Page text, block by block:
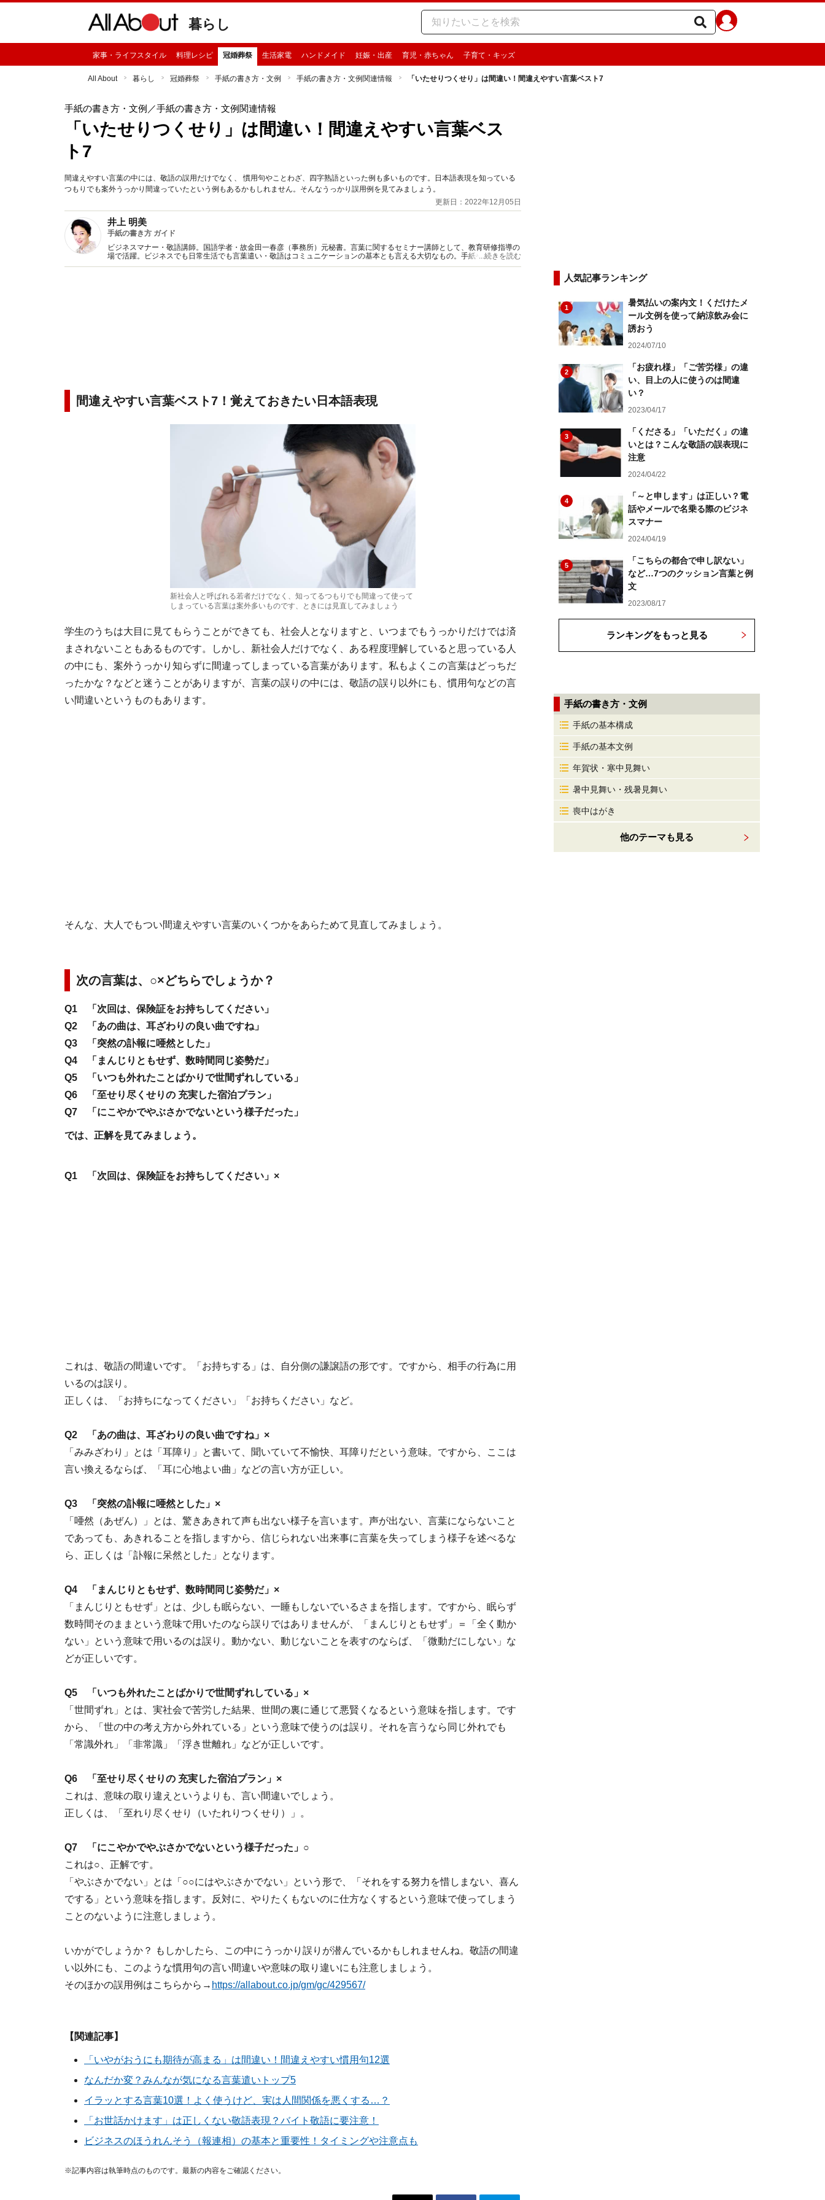
暮らし
家事・ライフスタイル 料理レシピ 冠婚葬祭 生活家電 ハンドメイド 妊娠・出産 育児・赤ちゃん 子育て・キッズ
All About 暮らし 冠婚葬祭 手紙の書き方・文例 手紙の書き方・文例関連情報 「いたせりつくせり」は間違い！間違えやすい言葉ベスト7
手紙の書き方・文例 ／手紙の書き方・文例関連情報
「いたせりつくせり」は間違い！間違えやすい言葉ベス
ト7
間違えやすい言葉の中には、敬語の誤用だけでなく、 慣用句やことわざ、四字熟語といった例も多いものです。日本語表現を知っている
つもりでも案外うっかり間違っていたという例もあるかもしれません。そんなうっかり誤用例を見てみましょう。
更新日：2022年12月05日
井上 明美
手紙の書き方 ガイド
ビジネスマナー・敬語講師。国語学者・故金田一春彦（事務所）元秘書。言葉に関するセミナー講師として、教育研修指導の
場で活躍。ビジネスでも日常生活でも言葉遣い・敬語はコミュニケーションの基本とも言える大切なもの。手紙や会話での心
くばりのある言葉の使い方や注意点について各場面ごとに詳しく解説いたします。
...続きを読む
間違えやすい言葉ベスト7！覚えておきたい日本語表現
新社会人と呼ばれる若者だけでなく、知ってるつもりでも間違って使って
しまっている言葉は案外多いものです、ときには見直してみましょう
学生のうちは大目に見てもらうことができても、社会人となりますと、いつまでもうっかりだけでは済
まされないこともあるものです。しかし、新社会人だけでなく、ある程度理解していると思っている人
の中にも、案外うっかり知らずに間違ってしまっている言葉があります。私もよくこの言葉はどっちだ
ったかな？などと迷うことがありますが、言葉の誤りの中には、敬語の誤り以外にも、慣用句などの言
い間違いというものもあります。
そんな、大人でもつい間違えやすい言葉のいくつかをあらためて見直してみましょう。
次の言葉は、○×どちらでしょうか？
Q1 「次回は、保険証をお持ちしてください」
Q2 「あの曲は、耳ざわりの良い曲ですね」
Q3 「突然の訃報に唖然とした」
Q4 「まんじりともせず、数時間同じ姿勢だ」
Q5 「いつも外れたことばかりで世間ずれしている」
Q6 「至せり尽くせりの 充実した宿泊プラン」
Q7 「にこやかでやぶさかでないという様子だった」
では、正解を見てみましょう。
Q1 「次回は、保険証をお持ちしてください」×
これは、敬語の間違いです。「お持ちする」は、自分側の謙譲語の形です。ですから、相手の行為に用
いるのは誤り。
正しくは、「お持ちになってください」「お持ちください」など。
Q2 「あの曲は、耳ざわりの良い曲ですね」×
「みみざわり」とは「耳障り」と書いて、聞いていて不愉快、耳障りだという意味。ですから、ここは
言い換えるならば、「耳に心地よい曲」などの言い方が正しい。
Q3 「突然の訃報に唖然とした」×
「唖然（あぜん）」とは、驚きあきれて声も出ない様子を言います。声が出ない、言葉にならないこと
であっても、あきれることを指しますから、信じられない出来事に言葉を失ってしまう様子を述べるな
ら、正しくは「訃報に呆然とした」となります。
Q4 「まんじりともせず、数時間同じ姿勢だ」×
「まんじりともせず」とは、少しも眠らない、一睡もしないでいるさまを指します。ですから、眠らず
数時間そのままという意味で用いたのなら誤りではありませんが、「まんじりともせず」＝「全く動か
ない」という意味で用いるのは誤り。動かない、動じないことを表すのならば、「微動だにしない」な
どが正しいです。
Q5 「いつも外れたことばかりで世間ずれしている」×
「世間ずれ」とは、実社会で苦労した結果、世間の裏に通じて悪賢くなるという意味を指します。です
から、「世の中の考え方から外れている」という意味で使うのは誤り。それを言うなら同じ外れでも
「常識外れ」「非常識」「浮き世離れ」などが正しいです。
Q6 「至せり尽くせりの 充実した宿泊プラン」×
これは、意味の取り違えというよりも、言い間違いでしょう。
正しくは、「至れり尽くせり（いたれりつくせり）」。
Q7 「にこやかでやぶさかでないという様子だった」○
これは○、正解です。
「やぶさかでない」とは「○○にはやぶさかでない」という形で、「それをする努力を惜しまない、喜ん
でする」という意味を指します。反対に、やりたくもないのに仕方なくするという意味で使ってしまう
ことのないように注意しましょう。
いかがでしょうか？ もしかしたら、この中にうっかり誤りが潜んでいるかもしれませんね。敬語の間違
い以外にも、このような慣用句の言い間違いや意味の取り違いにも注意しましょう。
そのほかの誤用例はこちらから→ https://allabout.co.jp/gm/gc/429567/
【関連記事】
「いやがおうにも期待が高まる」は間違い！間違えやすい慣用句12選
なんだか変？みんなが気になる言葉遣いトップ5
イラッとする言葉10選！よく使うけど、実は人間関係を悪くする…？
「お世話かけます」は正しくない敬語表現？バイト敬語に要注意！
ビジネスのほうれんそう（報連相）の基本と重要性！タイミングや注意点も
※記事内容は執筆時点のものです。最新の内容をご確認ください。
人気記事ランキング
1
暑気払いの案内文！くだけたメ
ール文例を使って納涼飲み会に
誘おう
2024/07/10
2
「お疲れ様」「ご苦労様」の違
い、目上の人に使うのは間違
い？
2023/04/17
3
「くださる」「いただく」の違
いとは？こんな敬語の誤表現に
注意
2024/04/22
4
「～と申します」は正しい？電
話やメールで名乗る際のビジネ
スマナー
2024/04/19
5
「こちらの都合で申し訳ない」
など…7つのクッション言葉と例
文
2023/08/17
ランキングをもっと見る
手紙の書き方・文例
手紙の基本構成
手紙の基本文例
年賀状・寒中見舞い
暑中見舞い・残暑見舞い
喪中はがき
他のテーマも見る